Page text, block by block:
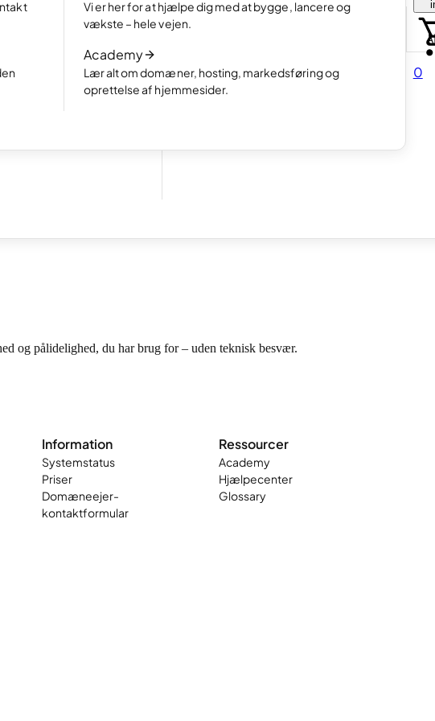
Vi er her for at hjælpe dig med at bygge, lancere og
vækste – hele vejen.
Academy
Lær alt om domæner, hosting, markedsføring og
oprettelse af hjemmesider.
0
flot online portfolio.
i gang med at
Læs artiklen
Hvordan man laver en hjemmeside med
e-handelsstartups og andre virksomheder i vækst.
eksperter tager sig af opsætning, opdateringer, backups og overvågning, så
og pålidelighed, du har brug for – uden teknisk besvær.
Information
Systemstatus
Priser
Domæneejer-
kontaktformular
Ressourcer
Academy
Hjælpecenter
Glossary